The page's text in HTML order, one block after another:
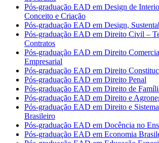
Pós-graduação EAD em Design de
Conceito e Criação
Pós-graduação EAD em Design,
Pós-graduação EAD em Direito Civil –
Contratos
Pós-graduação EAD em Direito
Empresarial
Pós-graduação EAD em Direito
Pós-graduação EAD em Direito Penal
Pós-graduação EAD em Direito de
Pós-graduação EAD em Direito e
Pós-graduação EAD em Direito e
Brasileiro
Pós-graduação EAD em Docência no
Pós-graduação EAD em Economia